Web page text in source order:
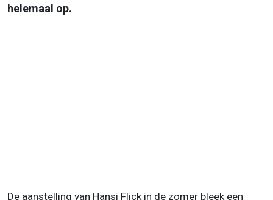
helemaal op.
De aanstelling van Hansi Flick in de zomer bleek een